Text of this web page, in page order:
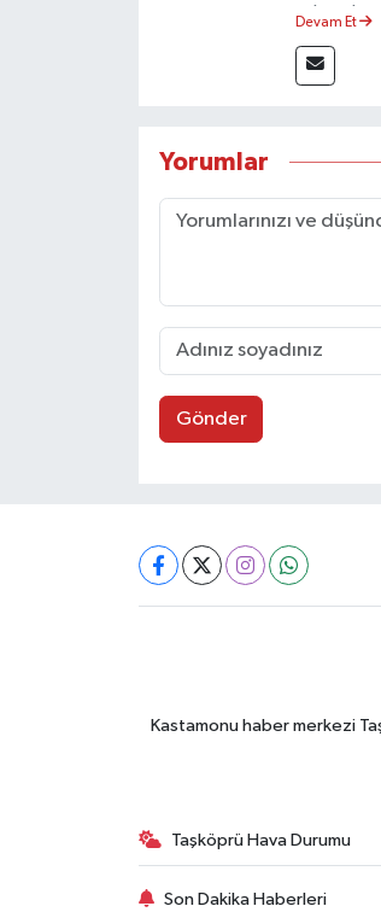
Devam Et
Yorumlar
Gönder
Kastamonu haber merkezi
Taşköprü Hava Durumu
Son Dakika Haberleri